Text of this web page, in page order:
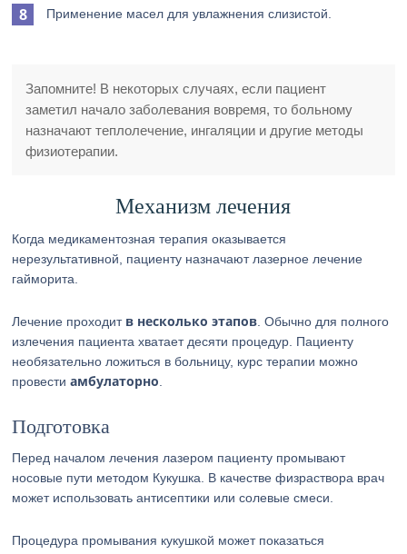
Применение масел для увлажнения слизистой.
Запомните! В некоторых случаях, если пациент
заметил начало заболевания вовремя, то больному
назначают теплолечение, ингаляции и другие методы
физиотерапии.
Механизм лечения
Когда медикаментозная терапия оказывается
нерезультативной, пациенту назначают лазерное лечение
гайморита.
Лечение проходит в несколько этапов . Обычно для полного
излечения пациента хватает десяти процедур. Пациенту
необязательно ложиться в больницу, курс терапии можно
провестиамбулаторно
Подготовка
Перед началом лечения лазером пациенту промывают
носовые пути методом Кукушка. В качестве физраствора врач
может использовать антисептики или солевые смеси.
Процедура промывания кукушкой может показаться